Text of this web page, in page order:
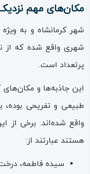
مکان‌های مهم
شهر کرمانشاه و به
شهری واقع شده که از
پرتعداد است.
این جاذبه‌ها و
طبیعی و تفریحی
واقع شده‌اند. برخی از
هستند عبارتند از:
سیده فاطمه،